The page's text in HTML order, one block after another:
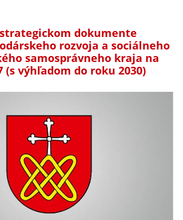
dokumente
rozvoja a sociálneho
samosprávneho kraja na
(s výhľadom do roku 2030)